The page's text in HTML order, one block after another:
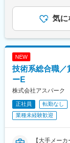
中津駅(大阪
六本木駅、
東比恵駅、渡
池駅(福岡県)
広畑駅、住ノ
県)、丸の内
手駅、井土
岡本駅(栃木
み野駅、小俣
駅、徳山駅、
駅、松江駅、
ぽろ駅、青葉
気に
NEW
技術系総合職／
ーE
株式会社アスパーク
正社員 転勤なし
業種未経験歓迎
【大手メー